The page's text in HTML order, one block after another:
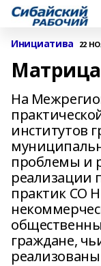
Инициатива 22
На
институтов
проблемы и
реализации
практик СО
граждане,